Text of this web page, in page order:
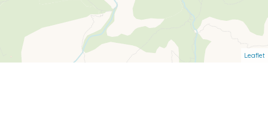
Leaflet